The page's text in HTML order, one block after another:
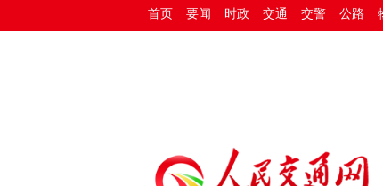
首页 要闻 时政 交通 交警 公路